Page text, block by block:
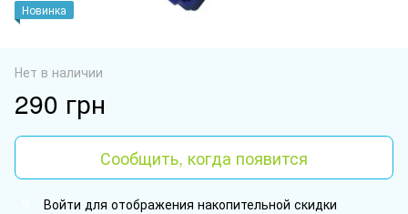
Новинка
Нет в наличии
290 грн
Сообщить, когда появится
Войти для отображения накопительной скидки